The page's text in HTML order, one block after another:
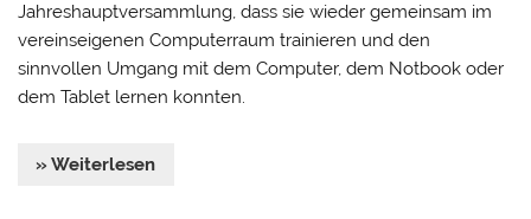
Jahreshauptversammlung, dass sie wieder gemeinsam im
vereinseigenen Computerraum trainieren und den
sinnvollen Umgang mit dem Computer, dem Notbook oder
dem Tablet lernen konnten.
» Weiterlesen